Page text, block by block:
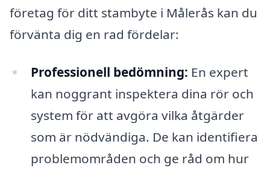
företag för ditt stambyte i Målerås kan du
förvänta dig en rad fördelar:
Professionell bedömning: En expert
kan noggrant inspektera dina rör och
system för att avgöra vilka åtgärder
som är nödvändiga. De kan identifiera
problemområden och ge råd om hur